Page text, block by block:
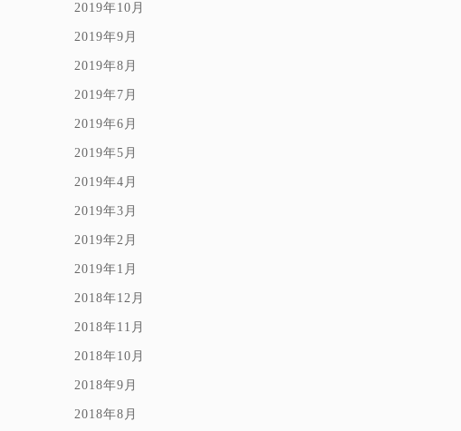
2019年10月
2019年9月
2019年8月
2019年7月
2019年6月
2019年5月
2019年4月
2019年3月
2019年2月
2019年1月
2018年12月
2018年11月
2018年10月
2018年9月
2018年8月